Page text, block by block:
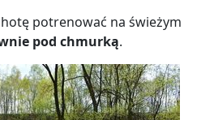
potrenować na świeżym
pod chmurką.